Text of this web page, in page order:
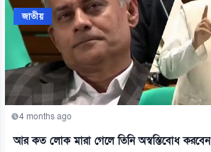
জাতীয়
4 months ago
আর কত লোক মারা গেলে তিনি অস্বস্তিবোধ করবেন